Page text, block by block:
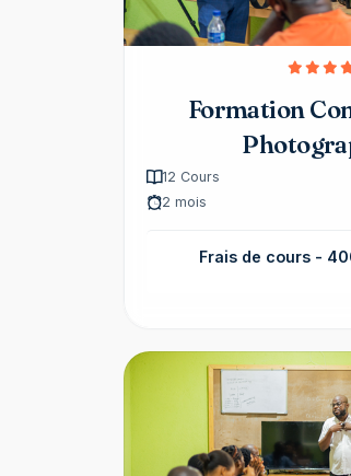
Formation
12 Cours
2 mois
Frais de cours -